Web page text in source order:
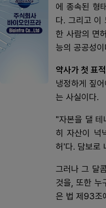
에 종속된 형
다. 그리고 이
한 사람의 면
능의 공공성이
약사가 첫 표
냉정하게 짚
는 사실이다.
"자본을 댈 테
히 자산이 넉
허'다. 담보로
그러나 그 달
것을, 또한 누
은 법 제93조